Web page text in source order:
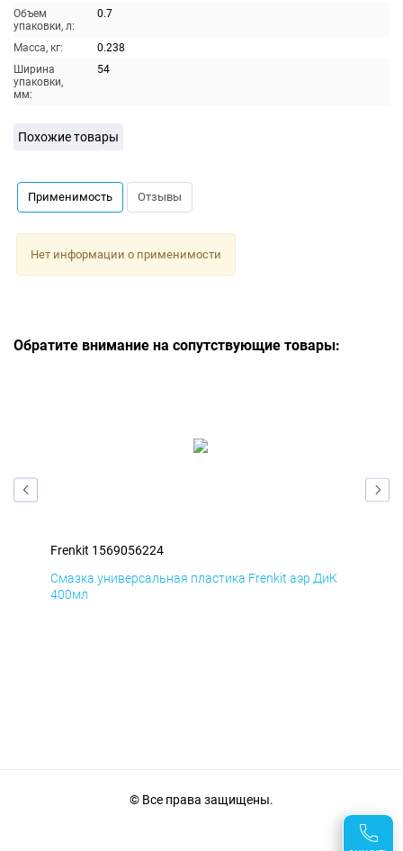
Объем
упаковки, л:
0.7
Масса, кг:
0.238
Ширина
упаковки,
мм:
54
Похожие товары
Применимость Отзывы
Нет информации о применимости
Обратите внимание на сопутствующие товары:
Frenkit 1569056224
Смазка универсальная пластика Frenkit аэр ДиК
400мл
© Все права защищены.